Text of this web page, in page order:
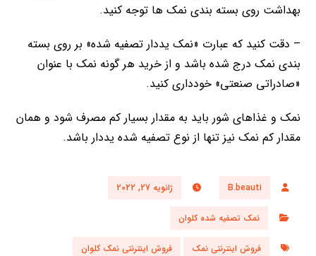
بهداشت روی بسته بندی نمک ها توجه کنید.
– دقت کنید که عبارت «نمک یددار تصفیه شده» بر روی بسته
بندی نمک درج شده باشد و از خرید هر گونه نمک با عنوان
«صادراتی صنعتی» خودداری کنید.
نمک و غذاهای شور باید به مقدار بسیار کم مصرف شود و همان
مقدار کم نمک نیز تنها از نوع تصفیه شده یددار باشد.
B.beauti ژانویه 27, 2022
نمک تصفیه شده کلوان
فروش اینترنتی نمک فروش اینترنتی نمک کلوان